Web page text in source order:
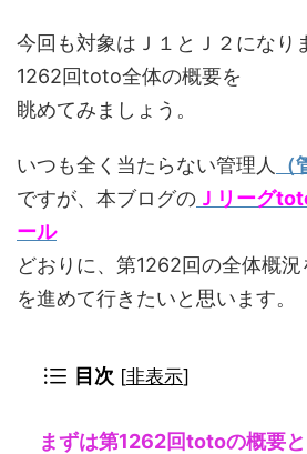
今回も対象はＪ１とＪ２になり
1262回toto全体の概要を
眺めてみましょう。
いつも全く当たらない管理人
ですが、本ブログの Ｊリーグ
ール
どおりに、第1262回の全体概
を進めて行きたいと思います。
目次 [非表示]
まずは第1262回totoの概要と